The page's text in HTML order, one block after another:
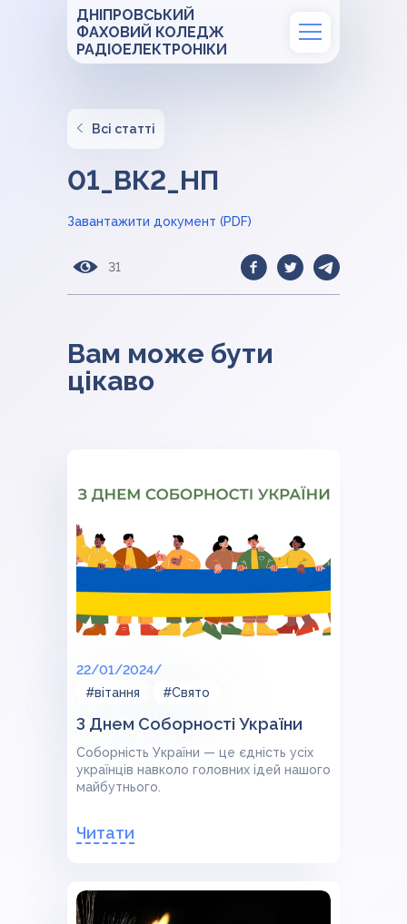
ДНІПРОВСЬКИЙ
ФАХОВИЙ КОЛЕДЖ
РАДІОЕЛЕКТРОНІКИ
Всі статті
01_ВК2_НП
Завантажити документ (PDF)
31
Вам може бути
цікаво
22/01/2024/
#вітання
#Свято
З Днем Соборності України
Соборність України — це єдність усіх
українців навколо головних ідей нашого
майбутнього.
Читати